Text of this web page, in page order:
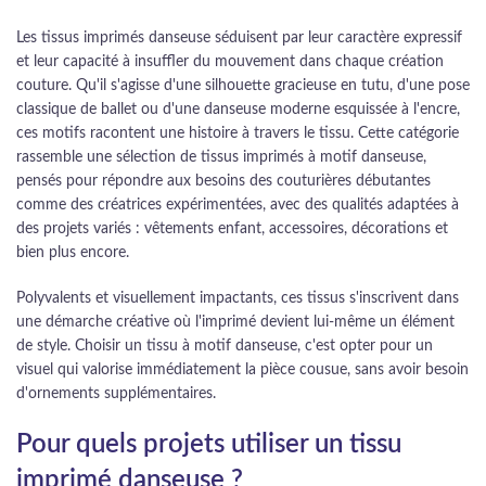
Les tissus imprimés danseuse séduisent par leur caractère expressif
et leur capacité à insuffler du mouvement dans chaque création
couture. Qu'il s'agisse d'une silhouette gracieuse en tutu, d'une pose
classique de ballet ou d'une danseuse moderne esquissée à l'encre,
ces motifs racontent une histoire à travers le tissu. Cette catégorie
rassemble une sélection de tissus imprimés à motif danseuse,
pensés pour répondre aux besoins des couturières débutantes
comme des créatrices expérimentées, avec des qualités adaptées à
des projets variés : vêtements enfant, accessoires, décorations et
bien plus encore.
Polyvalents et visuellement impactants, ces tissus s'inscrivent dans
une démarche créative où l'imprimé devient lui-même un élément
de style. Choisir un tissu à motif danseuse, c'est opter pour un
visuel qui valorise immédiatement la pièce cousue, sans avoir besoin
d'ornements supplémentaires.
Pour quels projets utiliser un tissu
imprimé danseuse ?